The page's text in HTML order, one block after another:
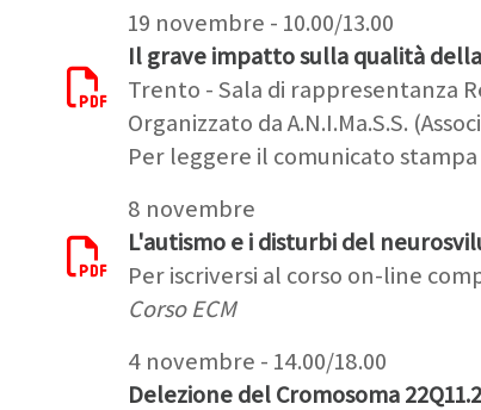
19 novembre - 10.00/13.00
Il grave impatto sulla qualità
Trento - Sala di rappresentanza
Organizzato da A.N.I.Ma.S.S.
Per leggere il comunicato
8 novembre
L'autismo e i disturbi del
Per iscriversi al corso on-line
Corso ECM
4 novembre - 14.00/18.00
Delezione del Cromosoma